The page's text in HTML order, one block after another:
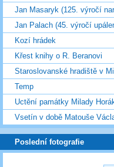
Jan Masaryk (125. výročí
Jan Palach (45. výročí
Kozí hrádek
Křest knihy o R. Beranovi
Staroslovanské hradiště v
Temp
Uctění památky Milady
Vsetín v době Matouše
Poslední fotografie